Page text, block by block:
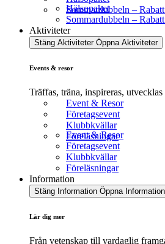
Sommardubbeln –
Hälsopaket
Sommardubbeln –
Aktiviteter
Stäng Aktiviteter Öppna Aktiviteter
Events & resor
Träffas, träna, inspireras,
Event & Resor
Företagsevent
Klubbkvällar
Föreläsningar
Event & Resor
Företagsevent
Klubbkvällar
Föreläsningar
Information
Stäng Information Öppna Information
Lär dig mer
Från vetenskap till vardaglig